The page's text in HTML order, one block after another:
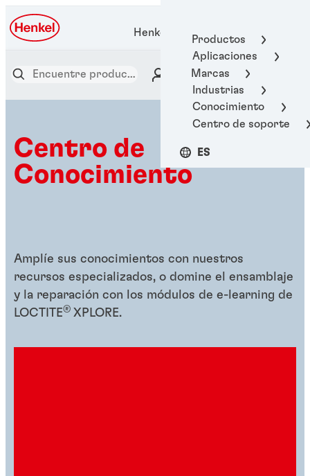
Productos
Aplicaciones
Marcas
Industrias
Conocimiento
Centro de soporte
ES
Henkel Adhesive Technologies
Centro de
Conocimiento
Amplíe sus conocimientos con nuestros
recursos especializados, o domine el ensamblaje
y la reparación con los módulos de e-learning de
LOCTITE® XPLORE.